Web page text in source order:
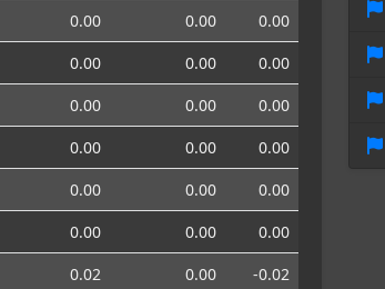
0.00 0.00
0.00
0.00 0.00
0.00
0.00 0.00
0.00
0.00 0.00
0.00
0.00 0.00
0.00
0.00 0.00
0.00
0.02 0.00 -0.02